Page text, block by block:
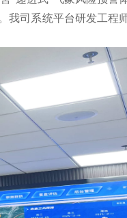
我司系统平台研发工程